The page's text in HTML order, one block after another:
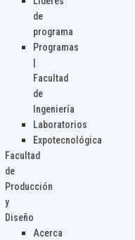
de
programa
Programas
Facultad
de
Ingeniería
Laboratorios
Expotecnológica
Facultad
de
Producción
y
Diseño
Acerca